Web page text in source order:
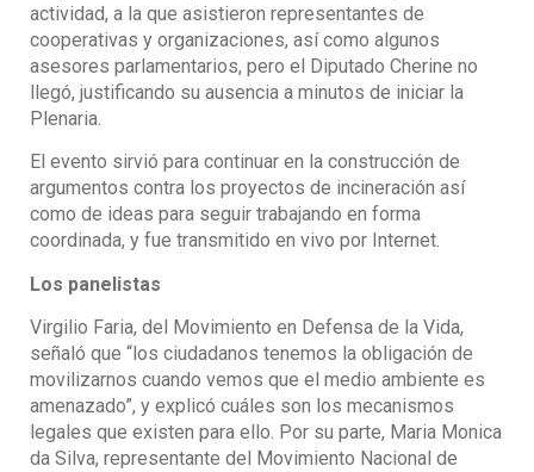
actividad, a la que asistieron representantes de
cooperativas y organizaciones, así como algunos
asesores parlamentarios, pero el Diputado Cherine no
llegó, justificando su ausencia a minutos de iniciar la
Plenaria.
El evento sirvió para continuar en la construcción de
argumentos contra los proyectos de incineración así
como de ideas para seguir trabajando en forma
coordinada, y fue transmitido en vivo por Internet.
Los panelistas
Virgilio Faria, del Movimiento en Defensa de la Vida,
señaló que “los ciudadanos tenemos la obligación de
movilizarnos cuando vemos que el medio ambiente es
amenazado”, y explicó cuáles son los mecanismos
legales que existen para ello. Por su parte, Maria Monica
da Silva, representante del Movimiento Nacional de